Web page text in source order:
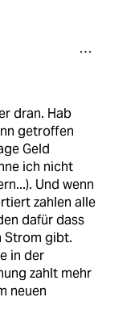
dran. Hab
getroffen
Geld
ich nicht
Und wenn
zahlen alle
dafür dass
Strom gibt.
in der
zahlt mehr
neuen